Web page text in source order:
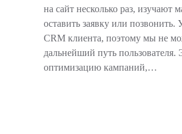
на сайт несколько раз, изучают
оставить заявку или позвонить.
CRM клиента, поэтому мы не
дальнейший путь пользователя.
оптимизацию кампаний,…